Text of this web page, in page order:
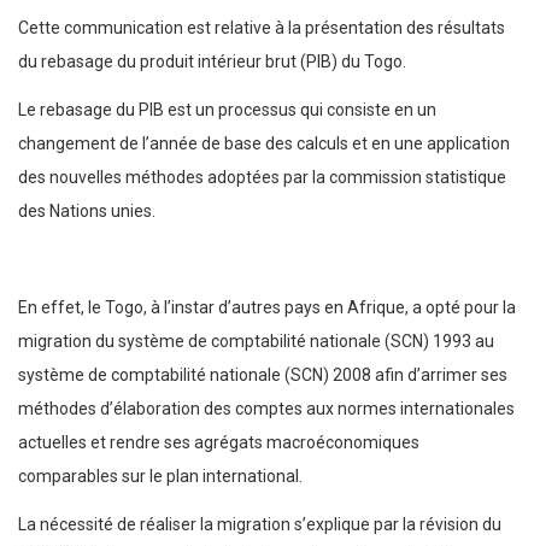
Cette communication est relative à la présentation des résultats
du rebasage du produit intérieur brut (PIB) du Togo.
Le rebasage du PIB est un processus qui consiste en un
changement de l’année de base des calculs et en une application
des nouvelles méthodes adoptées par la commission statistique
des Nations unies.
En effet, le Togo, à l’instar d’autres pays en Afrique, a opté pour la
migration du système de comptabilité nationale (SCN) 1993 au
système de comptabilité nationale (SCN) 2008 afin d’arrimer ses
méthodes d’élaboration des comptes aux normes internationales
actuelles et rendre ses agrégats macroéconomiques
comparables sur le plan international.
La nécessité de réaliser la migration s’explique par la révision du